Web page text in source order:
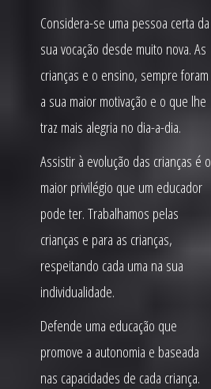
Considera-se uma pessoa certa da
sua vocação desde muito nova. As
crianças e o ensino, sempre foram
a sua maior motivação e o que lhe
traz mais alegria no dia-a-dia.
Assistir à evolução das crianças é o
maior privilégio que um educador
pode ter. Trabalhamos pelas
crianças e para as crianças,
respeitando cada uma na sua
individualidade.
Defende uma educação que
promove a autonomia e baseada
nas capacidades de cada criança.